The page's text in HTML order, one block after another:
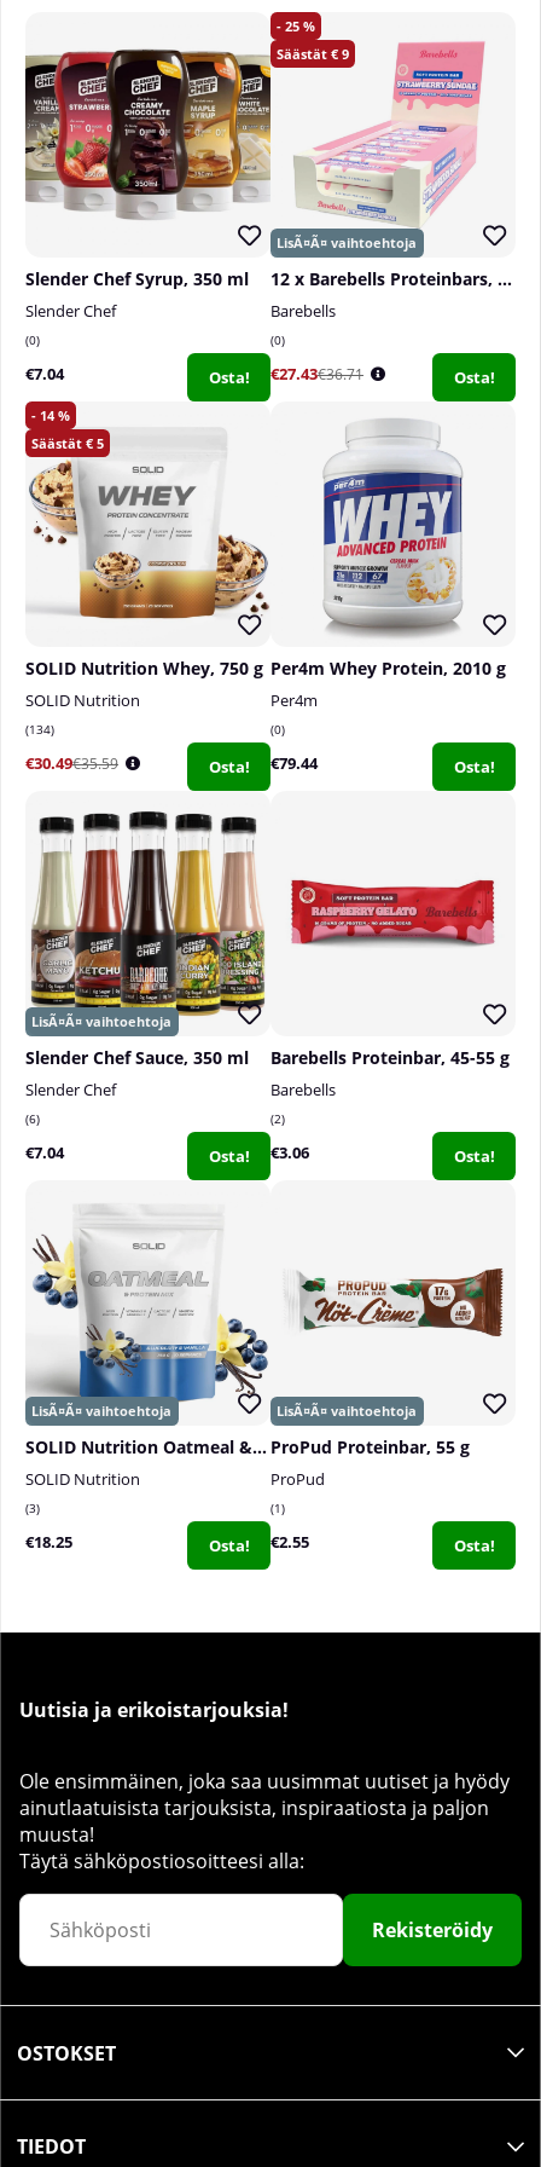
Slender Chef Syrup, 350 ml
Slender Chef
0
€7.04 Osta!
25
9
12 x Barebells Proteinbars, 55 g
Barebells
0
€27.43€36.71 Osta!
14
5
SOLID Nutrition Whey, 750 g
SOLID Nutrition
134
€30.49€35.59 Osta!
Per4m Whey Protein, 2010 g
Per4m
0
€79.44 Osta!
Slender Chef Sauce, 350 ml
Slender Chef
6
€7.04 Osta!
Barebells Proteinbar, 45-55 g
Barebells
2
€3.06 Osta!
SOLID Nutrition Oatmeal & Protein Mix, 750 g
SOLID Nutrition
3
€18.25 Osta!
ProPud Proteinbar, 55 g
ProPud
1
€2.55 Osta!
Uutisia ja erikoistarjouksia!
Ole ensimmäinen, joka saa uusimmat uutiset ja hyödy
ainutlaatuisista tarjouksista, inspiraatiosta ja paljon
muusta!
Täytä sähköpostiosoitteesi alla:
Rekisteröidy
OSTOKSET
TIEDOT